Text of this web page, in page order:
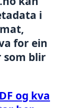
i
for ein
som blir
og kva